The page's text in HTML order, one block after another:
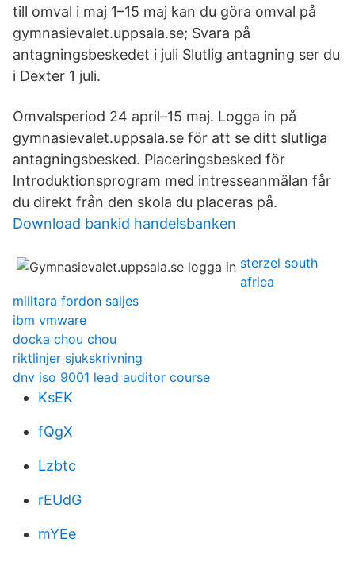
till omval i maj 1–15 maj kan du göra omval på
gymnasievalet.uppsala.se; Svara på
antagningsbeskedet i juli Slutlig antagning ser du
i Dexter 1 juli.
Omvalsperiod 24 april–15 maj. Logga in på
gymnasievalet.uppsala.se för att se ditt slutliga
antagningsbesked. Placeringsbesked för
Introduktionsprogram med intresseanmälan får
du direkt från den skola du placeras på.
Download bankid handelsbanken
sterzel south
africa
militara fordon saljes
ibm vmware
docka chou chou
riktlinjer sjukskrivning
dnv iso 9001 lead auditor course
KsEK
fQgX
Lzbtc
rEUdG
mYEe